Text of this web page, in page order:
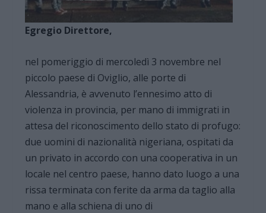
Egregio Direttore,
nel pomeriggio di mercoledì 3 novembre nel
piccolo paese di Oviglio, alle porte di
Alessandria, è avvenuto l’ennesimo atto di
violenza in provincia, per mano di immigrati in
attesa del riconoscimento dello stato di profugo:
due uomini di nazionalità nigeriana, ospitati da
un privato in accordo con una cooperativa in un
locale nel centro paese, hanno dato luogo a una
rissa terminata con ferite da arma da taglio alla
mano e alla schiena di uno di